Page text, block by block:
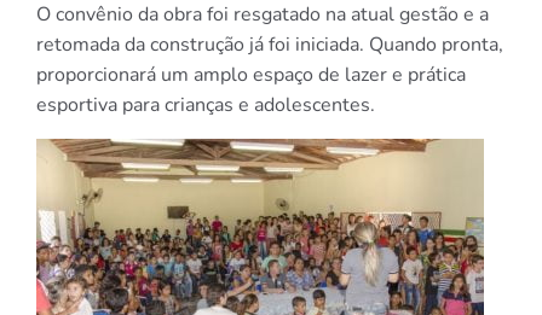
O convênio da obra foi resgatado na atual gestão e a
retomada da construção já foi iniciada. Quando pronta,
proporcionará um amplo espaço de lazer e prática
esportiva para crianças e adolescentes.